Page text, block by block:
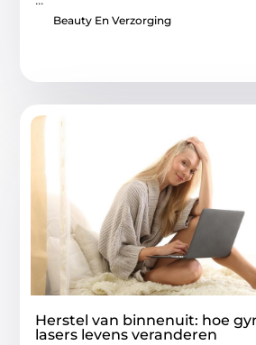
Beauty En Verzorging
Herstel van binnenuit: hoe
lasers levens veranderen